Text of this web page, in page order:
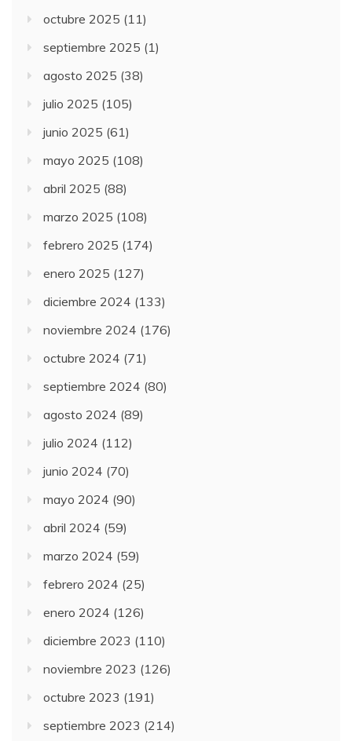
octubre 2025 (11)
septiembre 2025 (1)
agosto 2025 (38)
julio 2025 (105)
junio 2025 (61)
mayo 2025 (108)
abril 2025 (88)
marzo 2025 (108)
febrero 2025 (174)
enero 2025 (127)
diciembre 2024 (133)
noviembre 2024 (176)
octubre 2024 (71)
septiembre 2024 (80)
agosto 2024 (89)
julio 2024 (112)
junio 2024 (70)
mayo 2024 (90)
abril 2024 (59)
marzo 2024 (59)
febrero 2024 (25)
enero 2024 (126)
diciembre 2023 (110)
noviembre 2023 (126)
octubre 2023 (191)
septiembre 2023 (214)